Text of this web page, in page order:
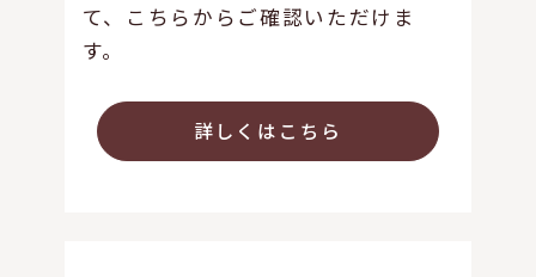
て、こちらからご確認いただけま
す。
詳しくはこちら